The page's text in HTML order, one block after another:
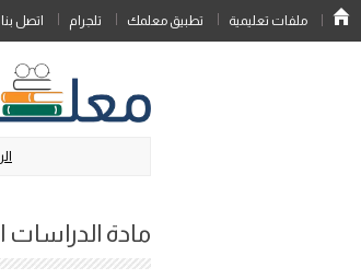
ملفات تعليمية تطبيق معلمك تلجرام اتصل بنا
مادة الدراسات